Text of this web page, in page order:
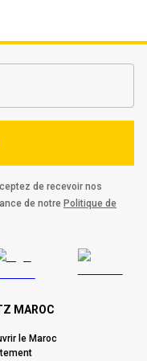
de recevoir nos
de notre Politique de
MAROC
le Maroc